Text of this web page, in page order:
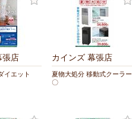
張店
イエット
カインズ 幕張店
夏物大処分 移動式クーラー
〇